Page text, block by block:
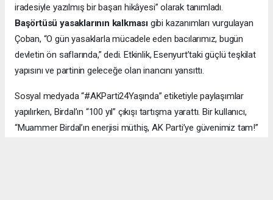
iradesiyle yazılmış bir başarı hikâyesi” olarak tanımladı.
Başörtüsü yasaklarının kalkması gibi kazanımları vurgulayan
Çoban, “O gün yasaklarla mücadele eden bacılarımız, bugün
devletin ön saflarında,” dedi. Etkinlik, Esenyurt’taki güçlü teşkilat
yapısını ve partinin geleceğe olan inancını yansıttı.
Sosyal medyada “#AKParti24Yaşında” etiketiyle paylaşımlar
yapılırken, Birdal’ın “100 yıl” çıkışı tartışma yarattı. Bir kullanıcı,
“Muammer Birdal’ın enerjisi müthiş, AK Parti’ye güvenimiz tam!”